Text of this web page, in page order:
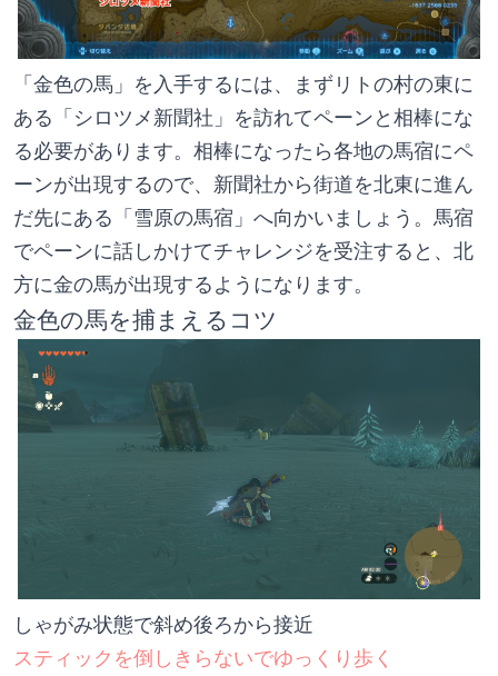
「金色の馬」を入手するには、まずリトの村の東に
ある「シロツメ新聞社」を訪れてペーンと相棒にな
る必要があります。相棒になったら各地の馬宿にペ
ーンが出現するので、新聞社から街道を北東に進ん
だ先にある「雪原の馬宿」へ向かいましょう。馬宿
でペーンに話しかけてチャレンジを受注すると、北
方に金の馬が出現するようになります。
金色の馬を捕まえるコツ
しゃがみ状態で斜め後ろから接近
スティックを倒しきらないでゆっくり歩く